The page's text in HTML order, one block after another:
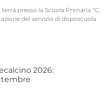
presso la Scuola Primaria “C.
del servizio di doposcuola
2026: